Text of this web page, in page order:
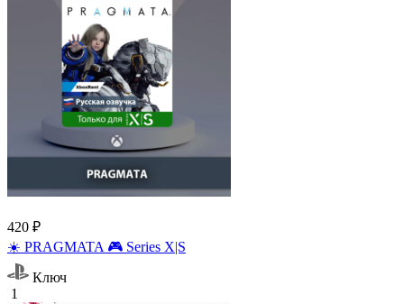
420 ₽
☀️ PRAGMATA 🎮 Series X|S
Ключ
1